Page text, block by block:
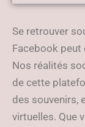
Se retrouver
Facebook peut
Nos réalités
de cette
des souvenirs,
virtuelles. Que